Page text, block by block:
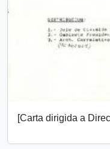
[Carta dirigida a